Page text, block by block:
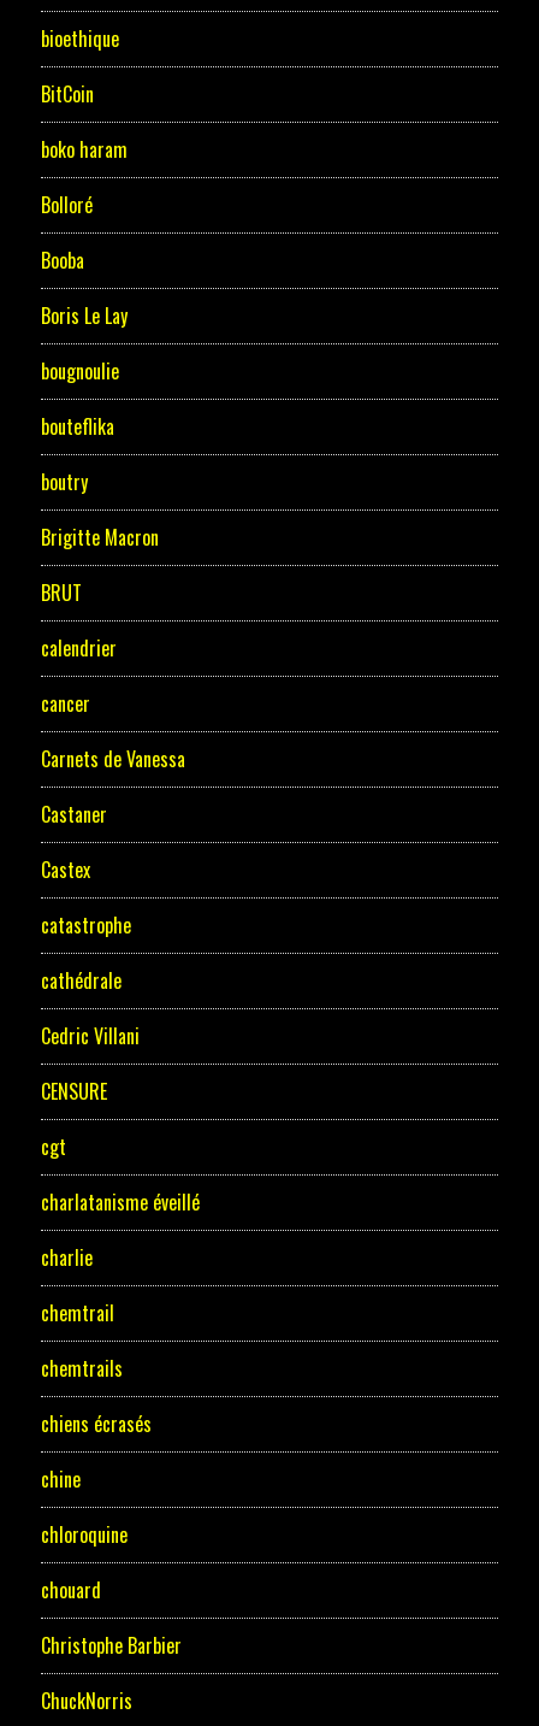
bioethique
BitCoin
boko haram
Bolloré
Booba
Boris Le Lay
bougnoulie
bouteflika
boutry
Brigitte Macron
BRUT
calendrier
cancer
Carnets de Vanessa
Castaner
Castex
catastrophe
cathédrale
Cedric Villani
CENSURE
cgt
charlatanisme éveillé
charlie
chemtrail
chemtrails
chiens écrasés
chine
chloroquine
chouard
Christophe Barbier
ChuckNorris